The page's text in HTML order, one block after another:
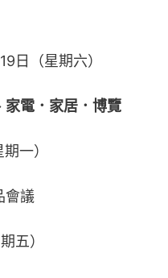
日（星期六）
家電．家居．博覽
一）
會議
五）